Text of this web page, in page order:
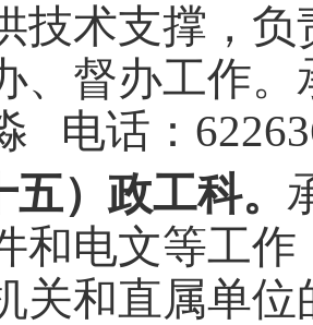
技术支撑，
、督办工作
电话：
五）政工科。
和电文等工
关和直属单